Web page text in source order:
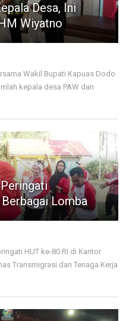
Desa, Ini
Wiyatno
Wakil Bupati Kapuas Dodo
kepala desa PAW dan
Lomba
HUT ke-80 RI di Kantor
Transmigrasi dan Tenaga Kerja